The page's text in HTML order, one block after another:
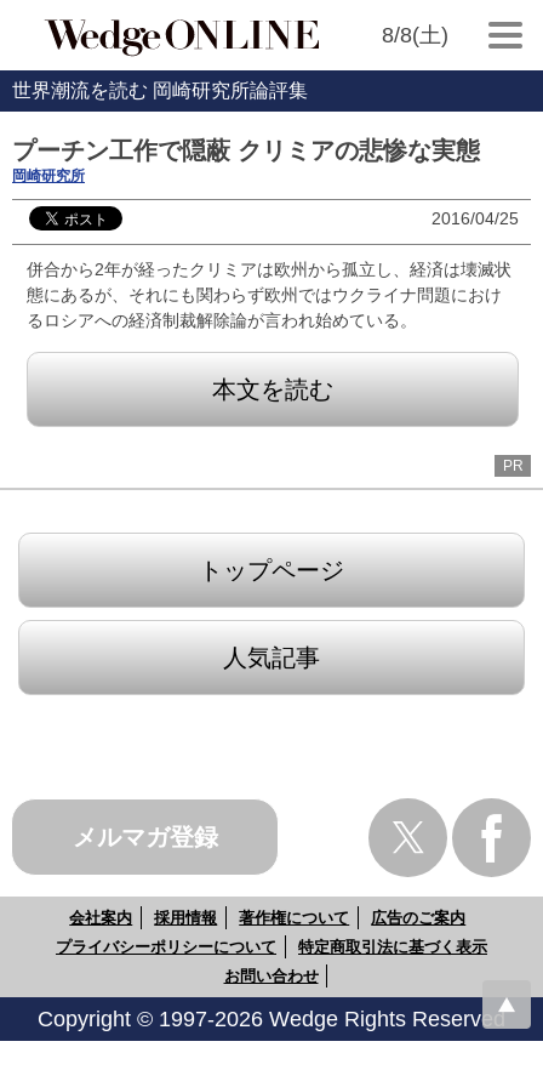
8/8(土)
世界潮流を読む 岡崎研究所論評集
プーチン工作で隠蔽 クリミアの悲惨な実態
岡崎研究所
2016/04/25
併合から2年が経ったクリミアは欧州から孤立し、経済は壊滅状
態にあるが、それにも関わらず欧州ではウクライナ問題におけ
るロシアへの経済制裁解除論が言われ始めている。
本文を読む
PR
トップページ
人気記事
メルマガ登録
会社案内 採用情報 著作権について
広告のご案内
プライバシーポリシーについて
特定商取引法に基づく表示
お問い合わせ
Copyright © 1997-2026 Wedge Rights Reserved